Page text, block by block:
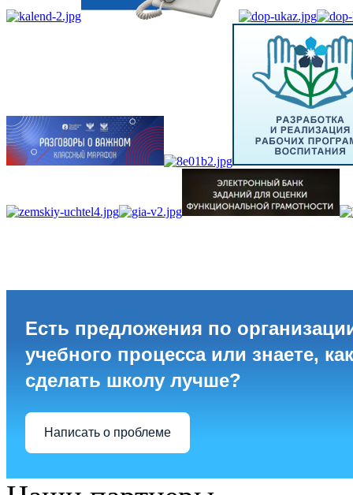
Есть предложения по
учебного процесса или знаете, как
сделать школу лучше?
Написать о проблеме